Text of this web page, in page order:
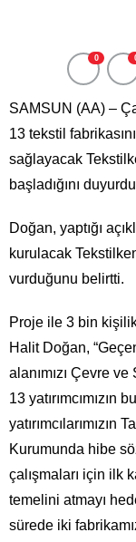
0
SAMSUN (AA) –
13 tekstil
sağlayacak
başladığını
Doğan, yaptığı
kurulacak
vurduğunu belirtti.
Proje ile 3 bin
Halit Doğan,
alanımızı Çevre ve
13
yatırımcılarımızın
Kurumunda hibe
çalışmaları için ilk
temelini atmayı
sürede iki